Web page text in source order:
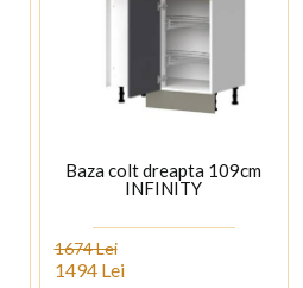
Baza colt dreapta 109cm
INFINITY
1674 Lei
1494 Lei